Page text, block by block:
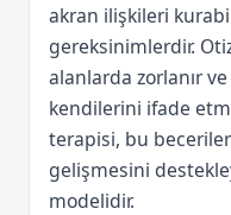
akran ilişkileri
gereksinimlerdir.
alanlarda zorlanır
kendilerini ifade
terapisi, bu
gelişmesini
modelidir.